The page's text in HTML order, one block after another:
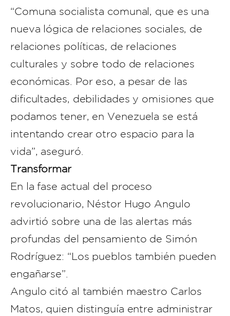
“Comuna socialista comunal, que es una
nueva lógica de relaciones sociales, de
relaciones políticas, de relaciones
culturales y sobre todo de relaciones
económicas. Por eso, a pesar de las
dificultades, debilidades y omisiones que
podamos tener, en Venezuela se está
intentando crear otro espacio para la
vida”, aseguró.
Transformar
En la fase actual del proceso
revolucionario, Néstor Hugo Angulo
advirtió sobre una de las alertas más
profundas del pensamiento de Simón
Rodríguez: “Los pueblos también pueden
engañarse”.
Angulo citó al también maestro Carlos
Matos, quien distinguía entre administrar